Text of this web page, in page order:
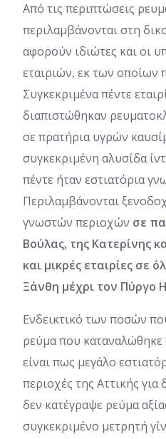
Από τις περιπτώσεις
περιλαμβάνονται στη
αφορούν ιδιώτες και οι
εταιριών, εκ των οποίων
Συγκεκριμένα πέντε
διαπιστώθηκαν
σε πρατήρια υγρών
συγκεκριμένη αλυσίδα
πέντε ήταν εστιατόρια
Περιλαμβάνονται
γνωστών περιοχών σε
Βούλας, της Κατερίνης
και μικρές εταιρίες σε
Ξάνθη μέχρι τον Πύργο
Ενδεικτικό των ποσών
ρεύμα που
είναι πως μεγάλο
περιοχές της Αττικής
δεν κατέγραψε ρεύμα
συγκεκριμένο μετρητή